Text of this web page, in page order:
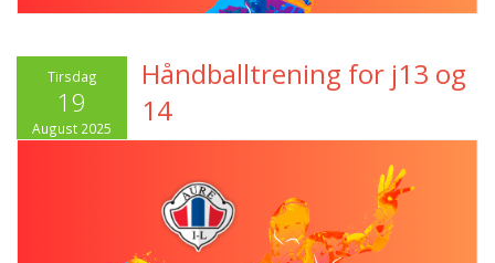
Tirsdag
19
August 2025
Håndballtrening for j13 og
14